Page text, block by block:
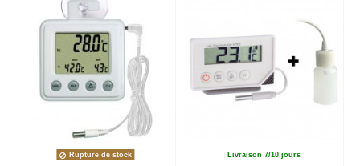
Rupture de stock Livraison 7/10 jours